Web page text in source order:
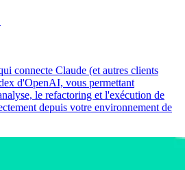
connecte Claude (et autres clients
d'OpenAI, vous permettant
le refactoring et l'exécution de
depuis votre environnement de